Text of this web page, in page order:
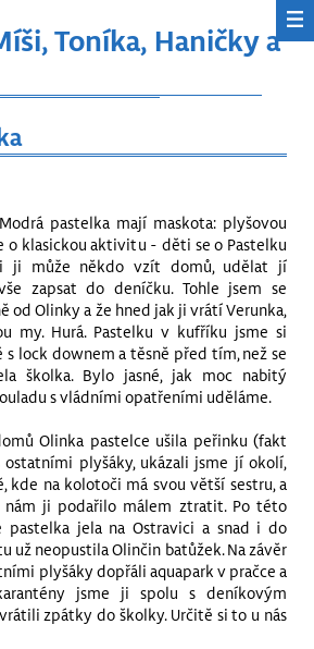
Toníka, Haničky a
pastelka mají maskota: plyšovou
o klasickou aktivitu - děti se o Pastelku
ji může někdo vzít domů, udělat jí
zapsat do deníčku. Tohle jsem se
od Olinky a že hned jak ji vrátí Verunka,
my. Hurá. Pastelku v kufříku jsme si
lock downem a těsně před tím, než se
školka. Bylo jasné, jak moc nabitý
s vládními opatřeními uděláme.
Olinka pastelce ušila peřinku (fakt
ostatními plyšáky, ukázali jsme jí okolí,
kde na kolotoči má svou větší sestru, a
nám ji podařilo málem ztratit. Po této
pastelka jela na Ostravici a snad i do
už neopustila Olinčin batůžek. Na závěr
plyšáky dopřáli aquapark v pračce a
jsme ji spolu s deníkovým
zpátky do školky. Určitě si to u nás